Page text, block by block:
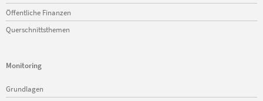
Öffentliche Finanzen
Querschnittsthemen
Monitoring
Navigation
überspringen
Grundlagen